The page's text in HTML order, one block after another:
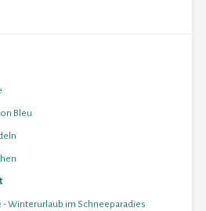
Bleu
- Winterurlaub im Schneeparadies